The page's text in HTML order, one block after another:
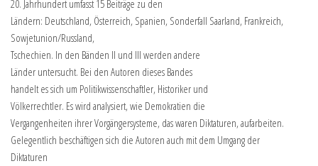
20. Jahrhundert umfasst 15 Beiträge zu den
Ländern: Deutschland, Österreich, Spanien, Sonderfall Saarland, Frankreich,
Sowjetunion/Russland,
Tschechien. In den Bänden II und III werden andere
Länder untersucht. Bei den Autoren dieses Bandes
handelt es sich um Politikwissenschaftler, Historiker und
Völkerrechtler. Es wird analysiert, wie Demokratien die
Vergangenheiten ihrer Vorgängersysteme, das waren Diktaturen, aufarbeiten.
Gelegentlich beschäftigen sich die Autoren auch mit dem Umgang der
Diktaturen